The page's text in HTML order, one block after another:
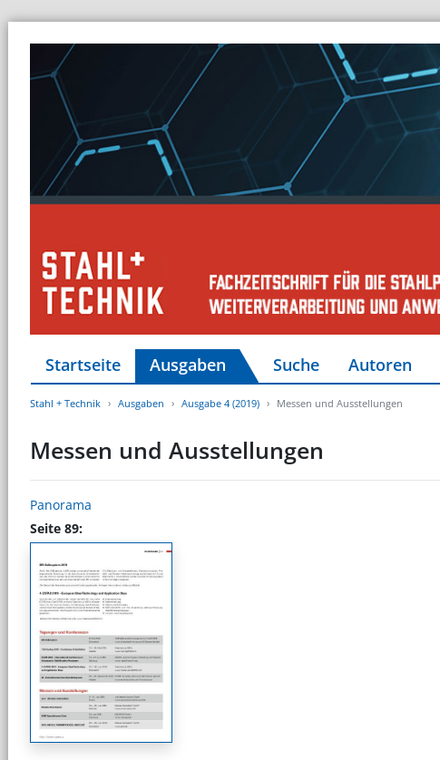
Startseite Ausgaben Suche Autoren
Stahl + Technik Ausgaben Ausgabe 4 (2019) Messen und Ausstellungen
Messen und Ausstellungen
Panorama
Seite 89: